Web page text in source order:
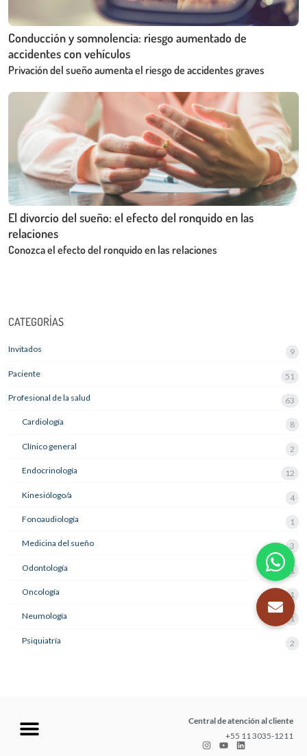
Conducción y somnolencia: riesgo aumentado de
accidentes con vehículos
Privación del sueño aumenta el riesgo de accidentes graves
El divorcio del sueño: el efecto del ronquido en las
relaciones
Conozca el efecto del ronquido en las relaciones
CATEGORÍAS
Invitados 9
Paciente 51
Profesional de la salud 63
Cardiología 8
Clínico general 2
Endocrinología 12
Kinesiólogo/a 4
Fonoaudiología 1
Medicina del sueño 3
Odontología 21
Oncología 1
Neumología 1
Psiquiatría 2
Central de atención al cliente
+55 11 3035-1211